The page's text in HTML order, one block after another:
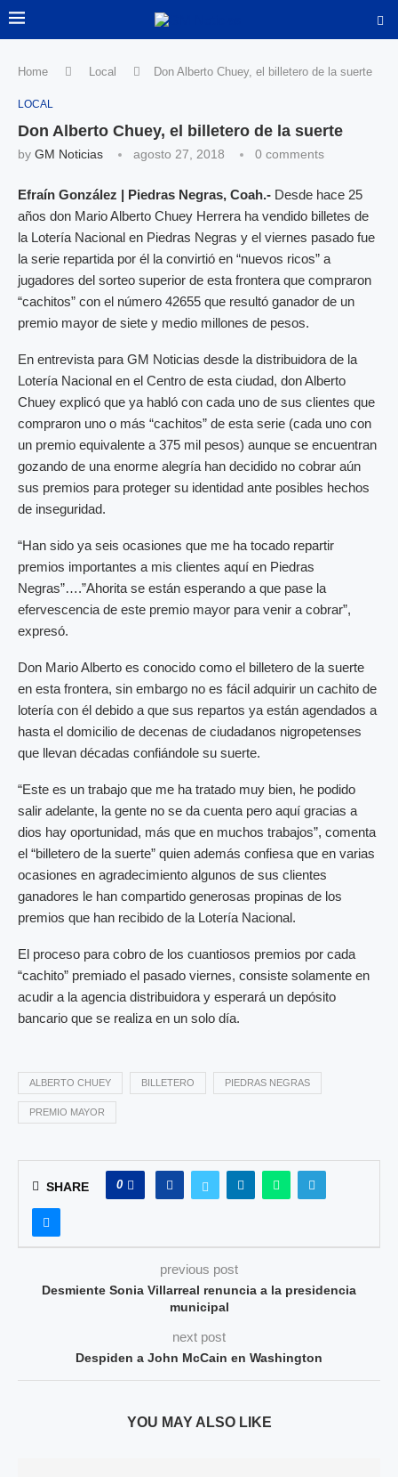
Home Local Don Alberto Chuey, el billetero de la suerte
LOCAL
Don Alberto Chuey, el billetero de la suerte
by GM Noticias agosto 27, 2018 0 comments
Efraín González | Piedras Negras, Coah.- Desde hace 25
años don Mario Alberto Chuey Herrera ha vendido billetes de
la Lotería Nacional en Piedras Negras y el viernes pasado fue
la serie repartida por él la convirtió en “nuevos ricos” a
jugadores del sorteo superior de esta frontera que compraron
“cachitos” con el número 42655 que resultó ganador de un
premio mayor de siete y medio millones de pesos.
En entrevista para GM Noticias desde la distribuidora de la
Lotería Nacional en el Centro de esta ciudad, don Alberto
Chuey explicó que ya habló con cada uno de sus clientes que
compraron uno o más “cachitos” de esta serie (cada uno con
un premio equivalente a 375 mil pesos) aunque se encuentran
gozando de una enorme alegría han decidido no cobrar aún
sus premios para proteger su identidad ante posibles hechos
de inseguridad.
“Han sido ya seis ocasiones que me ha tocado repartir
premios importantes a mis clientes aquí en Piedras
Negras”….”Ahorita se están esperando a que pase la
efervescencia de este premio mayor para venir a cobrar”,
expresó.
Don Mario Alberto es conocido como el billetero de la suerte
en esta frontera, sin embargo no es fácil adquirir un cachito de
lotería con él debido a que sus repartos ya están agendados a
hasta el domicilio de decenas de ciudadanos nigropetenses
que llevan décadas confiándole su suerte.
“Este es un trabajo que me ha tratado muy bien, he podido
salir adelante, la gente no se da cuenta pero aquí gracias a
dios hay oportunidad, más que en muchos trabajos”, comenta
el “billetero de la suerte” quien además confiesa que en varias
ocasiones en agradecimiento algunos de sus clientes
ganadores le han compartido generosas propinas de los
premios que han recibido de la Lotería Nacional.
El proceso para cobro de los cuantiosos premios por cada
“cachito” premiado el pasado viernes, consiste solamente en
acudir a la agencia distribuidora y esperará un depósito
bancario que se realiza en un solo día.
ALBERTO CHUEY BILLETERO PIEDRAS NEGRAS
PREMIO MAYOR
SHARE 0
previous post
Desmiente Sonia Villarreal renuncia a la presidencia
municipal
next post
Despiden a John McCain en Washington
YOU MAY ALSO LIKE